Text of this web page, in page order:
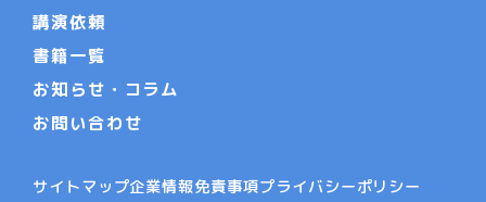
講演依頼
書籍一覧
お知らせ・コラム
お問い合わせ
サイトマップ企業情報免責事項プライバシーポリシー